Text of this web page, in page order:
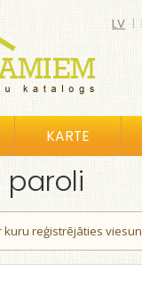
LV |
KARTE
paroli
reģistrējāties